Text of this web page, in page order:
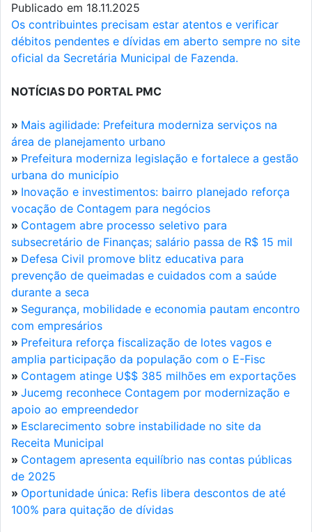
Publicado em 18.11.2025
Os contribuintes precisam estar atentos e verificar
débitos pendentes e dívidas em aberto sempre no site
oficial da Secretária Municipal de Fazenda.
NOTÍCIAS DO PORTAL PMC
» Mais agilidade: Prefeitura moderniza serviços na
área de planejamento urbano
» Prefeitura moderniza legislação e fortalece a gestão
urbana do município
» Inovação e investimentos: bairro planejado reforça
vocação de Contagem para negócios
» Contagem abre processo seletivo para
subsecretário de Finanças; salário passa de R$ 15 mil
» Defesa Civil promove blitz educativa para
prevenção de queimadas e cuidados com a saúde
durante a seca
» Segurança, mobilidade e economia pautam encontro
com empresários
» Prefeitura reforça fiscalização de lotes vagos e
amplia participação da população com o E-Fisc
» Contagem atinge U$$ 385 milhões em exportações
» Jucemg reconhece Contagem por modernização e
apoio ao empreendedor
» Esclarecimento sobre instabilidade no site da
Receita Municipal
» Contagem apresenta equilíbrio nas contas públicas
de 2025
» Oportunidade única: Refis libera descontos de até
100% para quitação de dívidas